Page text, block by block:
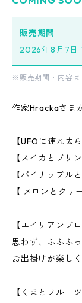
販売期間
2026年8月7
※販売期間・内容は
作家Hrackaさま
【UFOに連れ去
【スイカとプリ
【パイナップル
【 メロンとクリ
【エイリアンブ
思わず、ふふふ
お出掛けが楽し
【くまとフルー